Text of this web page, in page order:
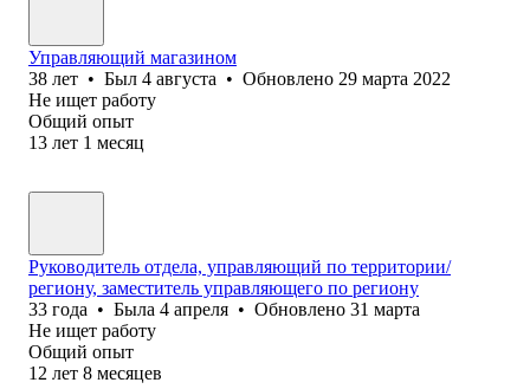
Управляющий магазином
38 лет • Был 4 августа • Обновлено 29 марта 2022
Не ищет работу
Общий опыт
13 лет 1 месяц
Руководитель отдела, управляющий по территории/
региону, заместитель управляющего по региону
33 года • Была 4 апреля • Обновлено 31 марта
Не ищет работу
Общий опыт
12 лет 8 месяцев